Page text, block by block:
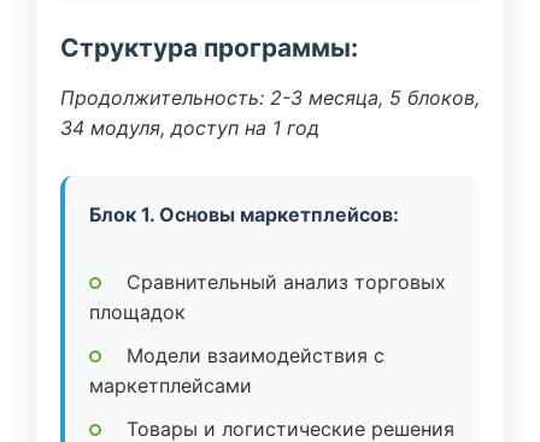
Структура программы:
Продолжительность: 2-3 месяца, 5 блоков,
34 модуля, доступ на 1 год
Блок 1. Основы маркетплейсов:
Сравнительный анализ торговых
площадок
Модели взаимодействия с
маркетплейсами
Товары и логистические решения